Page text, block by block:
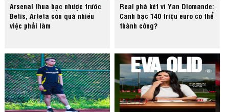
Arsenal thua bạc nhược trước
Betis, Arteta còn quá nhiều
việc phải làm
Real phá két vì Yan Diomande:
Canh bạc 140 triệu euro có thể
thành công?